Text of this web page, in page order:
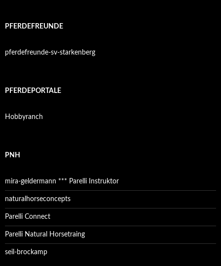
PFERDEFREUNDE
pferdefreunde-sv-starkenberg
PFERDEPORTALE
Hobbyranch
PNH
mira-geldermann *** Parelli Instruktor
naturalhorseconcepts
Parelli Connect
Parelli Natural Horsetraing
seil-brockamp